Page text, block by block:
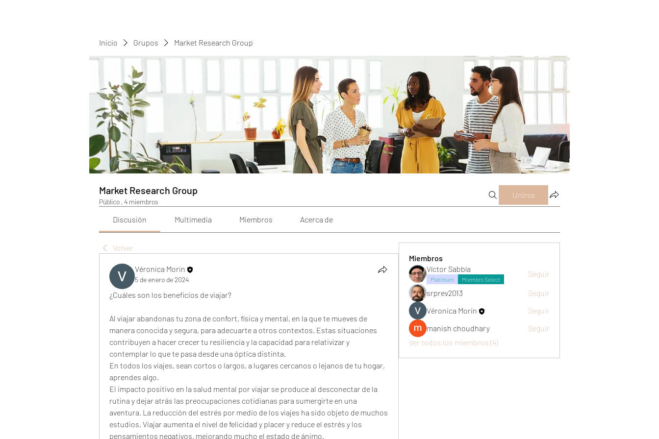
Inicio Grupos Market Research Group
Market Research Group
Público · 4 miembros
Unirse
Discusión Multimedia Miembros Acerca de
Volver
Véronica Morin
5 de enero de 2024
¿Cuáles son los beneficios de viajar?
Al viajar abandonas tu zona de confort, física y mental, en la que te mueves de
manera conocida y segura, para adecuarte a otros contextos. Estas situaciones
contribuyen a hacer crecer tu resiliencia y la capacidad para relativizar y
contemplar lo que te pasa desde una óptica distinta.
En todos los viajes, sean cortos o largos, a lugares cercanos o lejanos de tu hogar,
aprendes algo.
El impacto positivo en la salud mental por viajar se produce al desconectar de la
rutina y dejar atrás las preocupaciones cotidianas para sumergirte en una
aventura. La reducción del estrés por medio de los viajes ha sido objeto de muchos
estudios. Viajar aumenta el nivel de felicidad y placer y reduce el estrés y los
pensamientos negativos, mejorando mucho el estado de ánimo.
Miembros
Víctor Sabbía
Platinium Miembro Select
Seguir
srprev2013
Seguir
Véronica Morin
Seguir
manish choudhary
Seguir
Ver todos los miembros (4)